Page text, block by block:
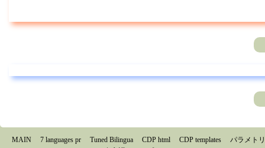
MAIN 7 languages pr Tuned Bilingua CDP html CDP templates
パラメト